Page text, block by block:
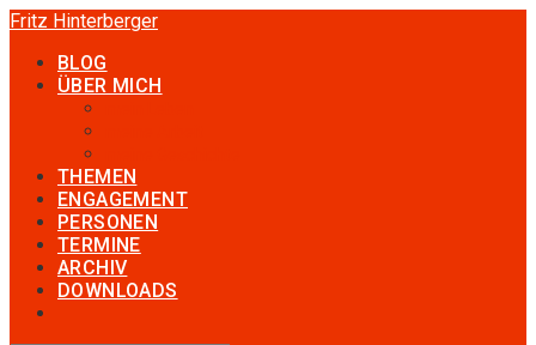
Zum
springen
Fritz Hinterberger
BLOG
ÜBER MICH
THEMEN
ENGAGEMENT
PERSONEN
TERMINE
ARCHIV
DOWNLOADS